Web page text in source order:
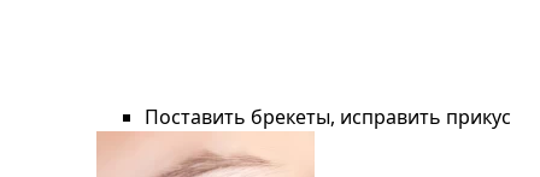
Поставить брекеты, исправить прикус